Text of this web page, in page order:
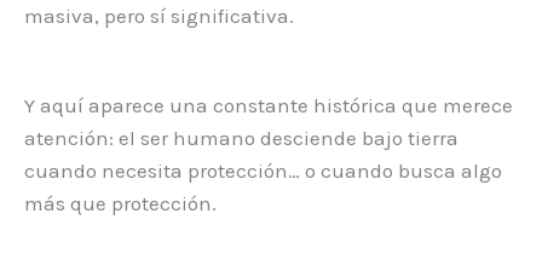
masiva, pero sí significativa.
Y aquí aparece una constante histórica que merece
atención: el ser humano desciende bajo tierra
cuando necesita protección… o cuando busca algo
más que protección.